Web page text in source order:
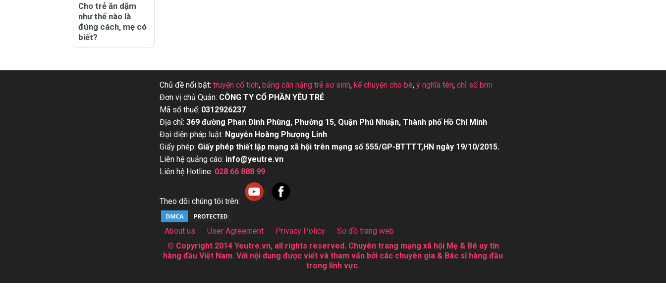
Cho trẻ ăn dặm
như thế nào là
đúng cách, mẹ có
biết?
Chủ đề nổi bật: truyện cổ tích, bảng cân nặng trẻ sơ sinh, kể chuyện cho bé, ý nghĩa tên, chỉ số bmi
Đơn vị chủ Quản: CÔNG TY CỔ PHẦN YÊU TRẺ
Mã số thuế: 0312926237
Địa chỉ: 369 đường Phan Đình Phùng, Phường 15, Quận Phú Nhuận, Thành phố Hồ Chí Minh
Đại diện pháp luật: Nguyễn Hoàng Phượng Linh
Giấy phép: Giấy phép thiết lập mạng xã hội trên mạng số 555/GP-BTTTT,HN ngày 19/10/2015.
Liên hệ quảng cáo: info@yeutre.vn
Liên hệ Hotline: 028 66 888 99
Theo dõi chúng tôi trên:
About us User Agreement Privacy Policy
Sơ đồ trang web
© Copyright 2014 Yeutre.vn, all rights reserved. Chuyên trang mạng xã hội Mẹ & Bé uy tín
hàng đầu Việt Nam. Với nội dung được viết và tham vấn bởi các chuyên gia & Bác sĩ hàng đầu
trong lĩnh vực.